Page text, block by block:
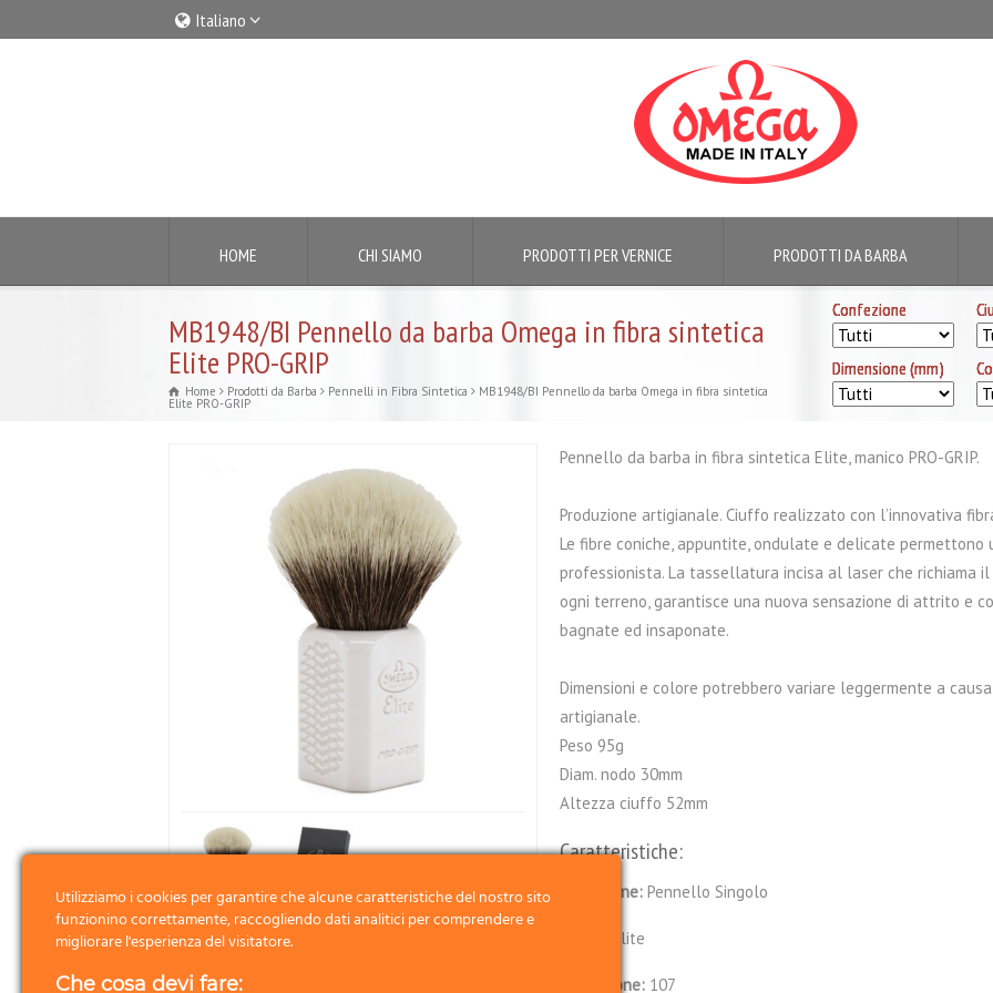
Italiano
HOME CHI SIAMO PRODOTTI PER VERNICE PRODOTTI DA BARBA
MB1948/BI Pennello da barba Omega in fibra sintetica
Elite PRO-GRIP
Home Prodotti da Barba Pennelli in Fibra Sintetica MB1948/BI Pennello da barba Omega in fibra sintetica
Elite PRO-GRIP
Confezione
Dimensione (mm)
Confezione
Dimensione (mm)
Confezione
Dimensione (mm)
Confezione
Dimensione (mm)
Pennello da barba in fibra sintetica Elite, manico PRO-GRIP.
Produzione artigianale. Ciuffo realizzato con l’innovativa
Le fibre coniche, appuntite, ondulate e delicate permettono
professionista. La tassellatura incisa al laser che richiama
ogni terreno, garantisce una nuova sensazione di attrito e
bagnate ed insaponate.
Dimensioni e colore potrebbero variare leggermente a
artigianale.
Peso 95g
Diam. nodo 30mm
Altezza ciuffo 52mm
Caratteristiche:
Confezione:Pennello Singolo
Elite
Dimensione: 107
Utilizziamo i cookies per garantire che alcune caratteristiche del nostro sito
funzionino correttamente, raccogliendo dati analitici per comprendere e
migliorare l'esperienza del visitatore.
Che cosa devi fare: